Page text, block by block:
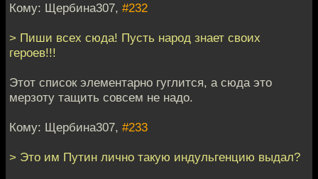
Кому: Щербина307, #232
> Пиши всех сюда! Пусть народ знает своих
героев!!!
Этот список элементарно гуглится, а сюда это
мерзоту тащить совсем не надо.
Кому: Щербина307, #233
> Это им Путин лично такую индульгенцию выдал?